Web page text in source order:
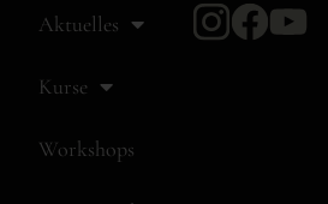
Aktuelles
Kurse
Workshops